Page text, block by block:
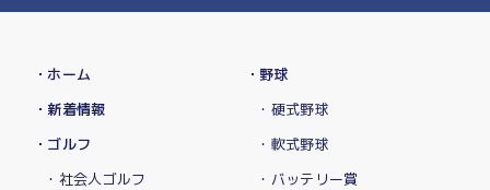
・ホーム
・新着情報
・ゴルフ
・社会人ゴルフ
・野球
・硬式野球
・軟式野球
・バッテリー賞